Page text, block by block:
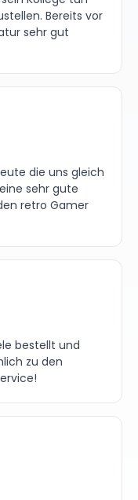
Bereits vor
sehr gut
die uns gleich
sehr gute
retro Gamer
bestellt und
zu den